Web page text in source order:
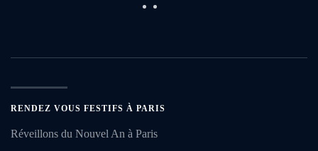
RENDEZ VOUS FESTIFS À PARIS
Réveillons du Nouvel An à Paris